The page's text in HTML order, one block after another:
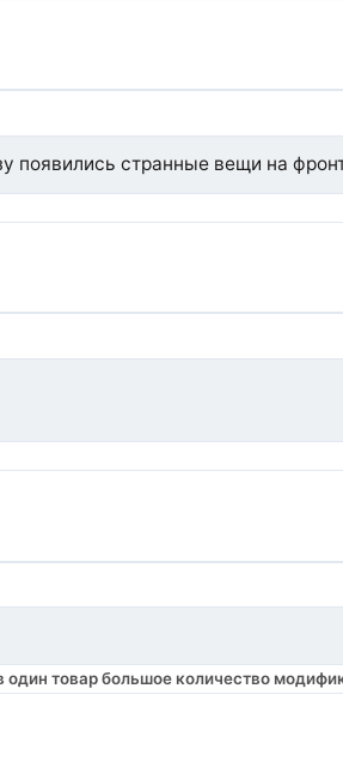
появились странные вещи на
один товар большое количество